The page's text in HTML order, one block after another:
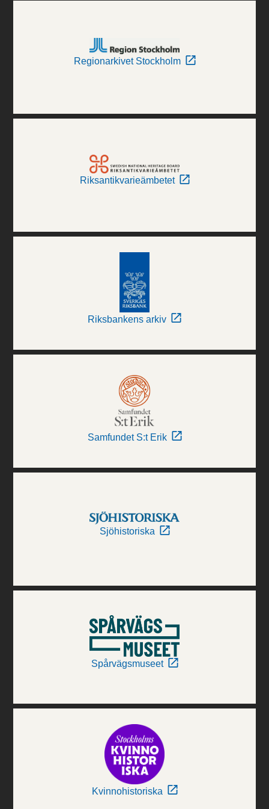
Regionarkivet Stockholm
Riksantikvarieämbetet
Riksbankens arkiv
Samfundet S:t Erik
Sjöhistoriska
Spårvägsmuseet
Kvinnohistoriska